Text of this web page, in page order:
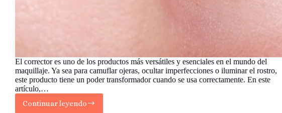
El corrector es uno de los productos más versátiles y esenciales en el mundo del
maquillaje. Ya sea para camuflar ojeras, ocultar imperfecciones o iluminar el rostro,
este producto tiene un poder transformador cuando se usa correctamente. En este
artículo,…
Continuar leyendo
Cómo